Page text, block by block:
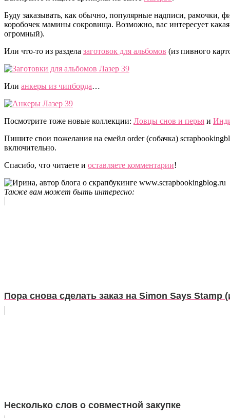
Буду заказывать, как обычно, популярные надписи, рамочки,
коробочек мамины сокровища. Возможно, вас интересует
огромный).
Или что-то из раздела заготовок для альбомов (из пивного
Или анкеры из чипборда…
Посмотрите тоже новые коллекции: Ловцы снов и перья и
Пишите свои пожелания на емейл order (собачка)
включительно.
Спасибо, что читаете и оставляете комментарии!
Также вам может быть интересно:
Пора снова сделать заказ на Simon Says Stamp
Несколько слов о совместной закупке